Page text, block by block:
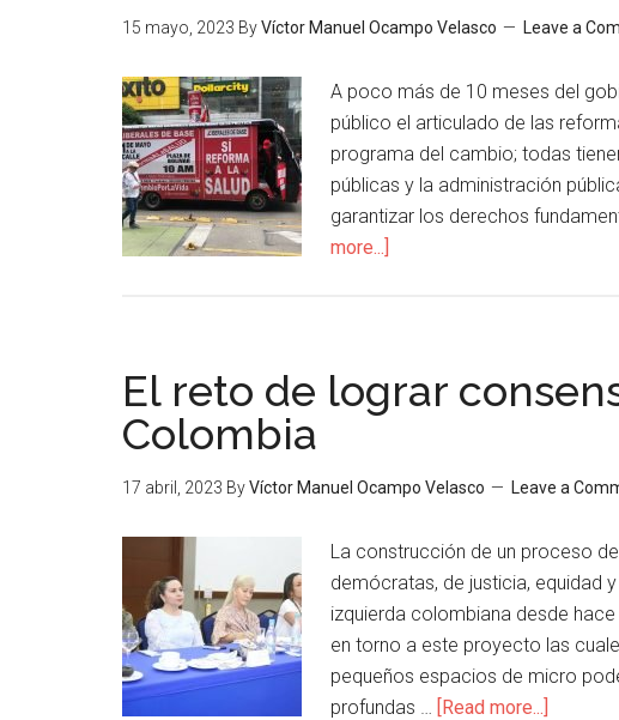
15 mayo, 2023 ByVíctor Manuel Ocampo Velasco Leave a
A poco más de 10 meses del
público el articulado de las
programa del cambio; todas
públicas y la administración
garantizar los derechos
more...]
El reto de lograr
Colombia
17 abril, 2023 ByVíctor Manuel Ocampo Velasco Leave a
La construcción de un proceso
demócratas, de justicia, equidad
izquierda colombiana desde
en torno a este proyecto las
pequeños espacios de micro
profundas … [Read more...]